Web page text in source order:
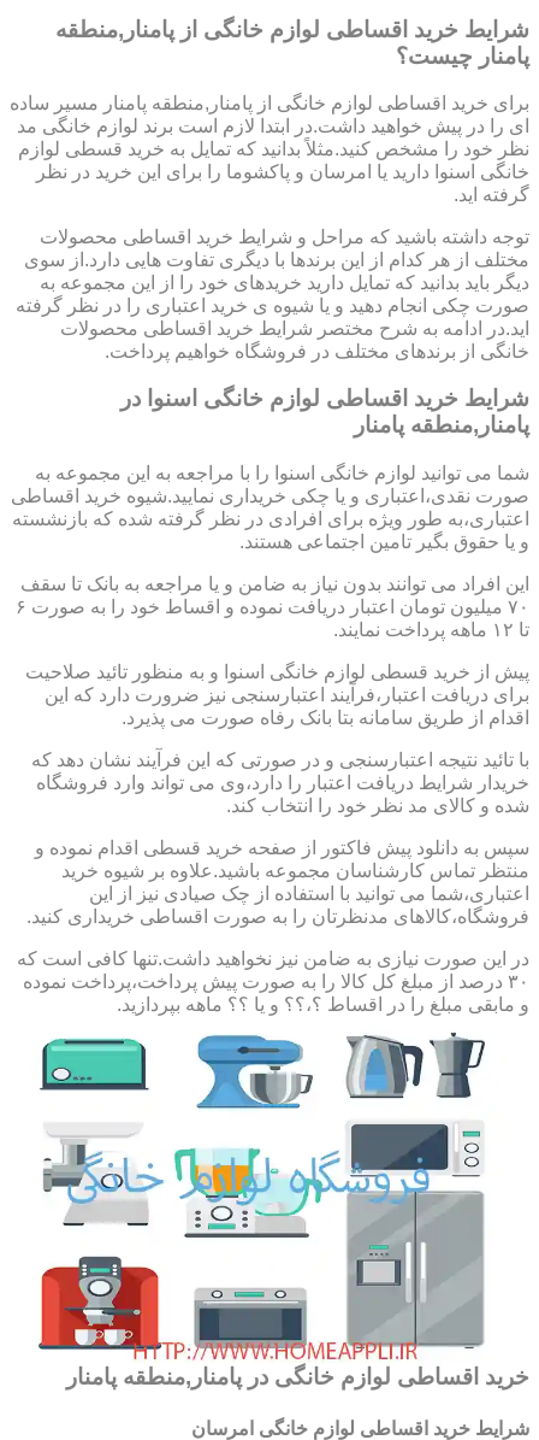
شرایط خرید اقساطی لوازم خانگی از پامنار,منطقه
پامنار چیست؟
برای خرید اقساطی لوازم خانگی از پامنار,منطقه پامنار مسیر ساده
ای را در پیش خواهید داشت.در ابتدا لازم است برند لوازم خانگی مد
نظر خود را مشخص کنید.مثلاً بدانید که تمایل به خرید قسطی لوازم
خانگی اسنوا دارید یا امرسان و پاکشوما را برای این خرید در نظر
گرفته اید.
توجه داشته باشید که مراحل و شرایط خرید اقساطی محصولات
مختلف از هر کدام از این برندها با دیگری تفاوت هایی دارد.از سوی
دیگر باید بدانید که تمایل دارید خریدهای خود را از این مجموعه به
صورت چکی انجام دهید و یا شیوه ی خرید اعتباری را در نظر گرفته
اید.در ادامه به شرح مختصر شرایط خرید اقساطی محصولات
خانگی از برندهای مختلف در فروشگاه خواهیم پرداخت.
شرایط خرید اقساطی لوازم خانگی اسنوا در
پامنار,منطقه پامنار
شما می توانید لوازم خانگی اسنوا را با مراجعه به این مجموعه به
صورت نقدی،اعتباری و یا چکی خریداری نمایید.شیوه خرید اقساطی
اعتباری،به طور ویژه برای افرادی در نظر گرفته شده که بازنشسته
و یا حقوق بگیر تامین اجتماعی هستند.
این افراد می توانند بدون نیاز به ضامن و یا مراجعه به بانک تا سقف
۷۰ میلیون تومان اعتبار دریافت نموده و اقساط خود را به صورت ۶
تا ۱۲ ماهه پرداخت نمایند.
پیش از خرید قسطی لوازم خانگی اسنوا و به منظور تائید صلاحیت
برای دریافت اعتبار،فرآیند اعتبارسنجی نیز ضرورت دارد که این
اقدام از طریق سامانه بتا بانک رفاه صورت می پذیرد.
با تائید نتیجه اعتبارسنجی و در صورتی که این فرآیند نشان دهد که
خریدار شرایط دریافت اعتبار را دارد،وی می تواند وارد فروشگاه
شده و کالای مد نظر خود را انتخاب کند.
سپس به دانلود پیش فاکتور از صفحه خرید قسطی اقدام نموده و
منتظر تماس کارشناسان مجموعه باشید.علاوه بر شیوه خرید
اعتباری،شما می توانید با استفاده از چک صیادی نیز از این
فروشگاه،کالاهای مدنظرتان را به صورت اقساطی خریداری کنید.
در این صورت نیازی به ضامن نیز نخواهید داشت.تنها کافی است که
۳۰ درصد از مبلغ کل کالا را به صورت پیش پرداخت،پرداخت نموده
و مابقی مبلغ را در اقساط ؟،؟؟ و یا ؟؟ ماهه بپردازید.
خرید اقساطی لوازم خانگی در پامنار,منطقه پامنار
شرایط خرید اقساطی لوازم خانگی امرسان